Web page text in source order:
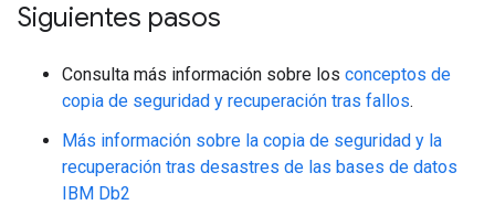
Siguientes pasos
Consulta más información sobre los conceptos de
copia de seguridad y recuperación tras fallos.
Más información sobre la copia de seguridad y la
recuperación tras desastres de las bases de datos
IBM Db2